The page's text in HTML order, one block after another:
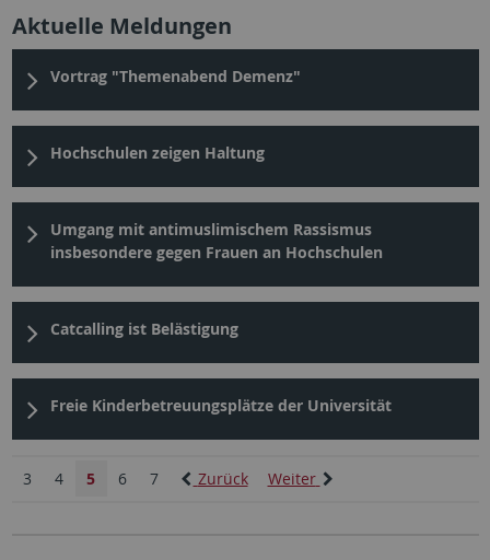
Aktuelle Meldungen
Vortrag "Themenabend Demenz"
Hochschulen zeigen Haltung
Umgang mit antimuslimischem Rassismus
insbesondere gegen Frauen an Hochschulen
Catcalling ist Belästigung
Freie Kinderbetreuungsplätze der Universität
Zurück
3 4 5 6 7 Weiter